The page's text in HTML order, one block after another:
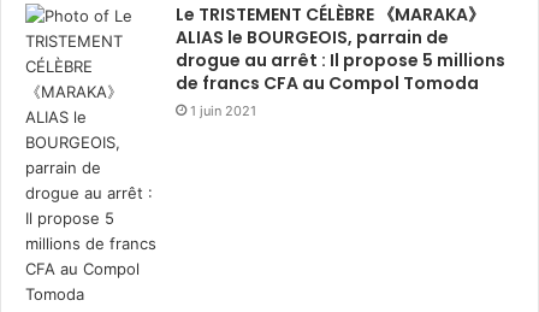
Le TRISTEMENT CÉLÈBRE 《MARAKA》
ALIAS le BOURGEOIS, parrain de
drogue au arrêt : Il propose 5 millions
de francs CFA au Compol Tomoda
1 juin 2021